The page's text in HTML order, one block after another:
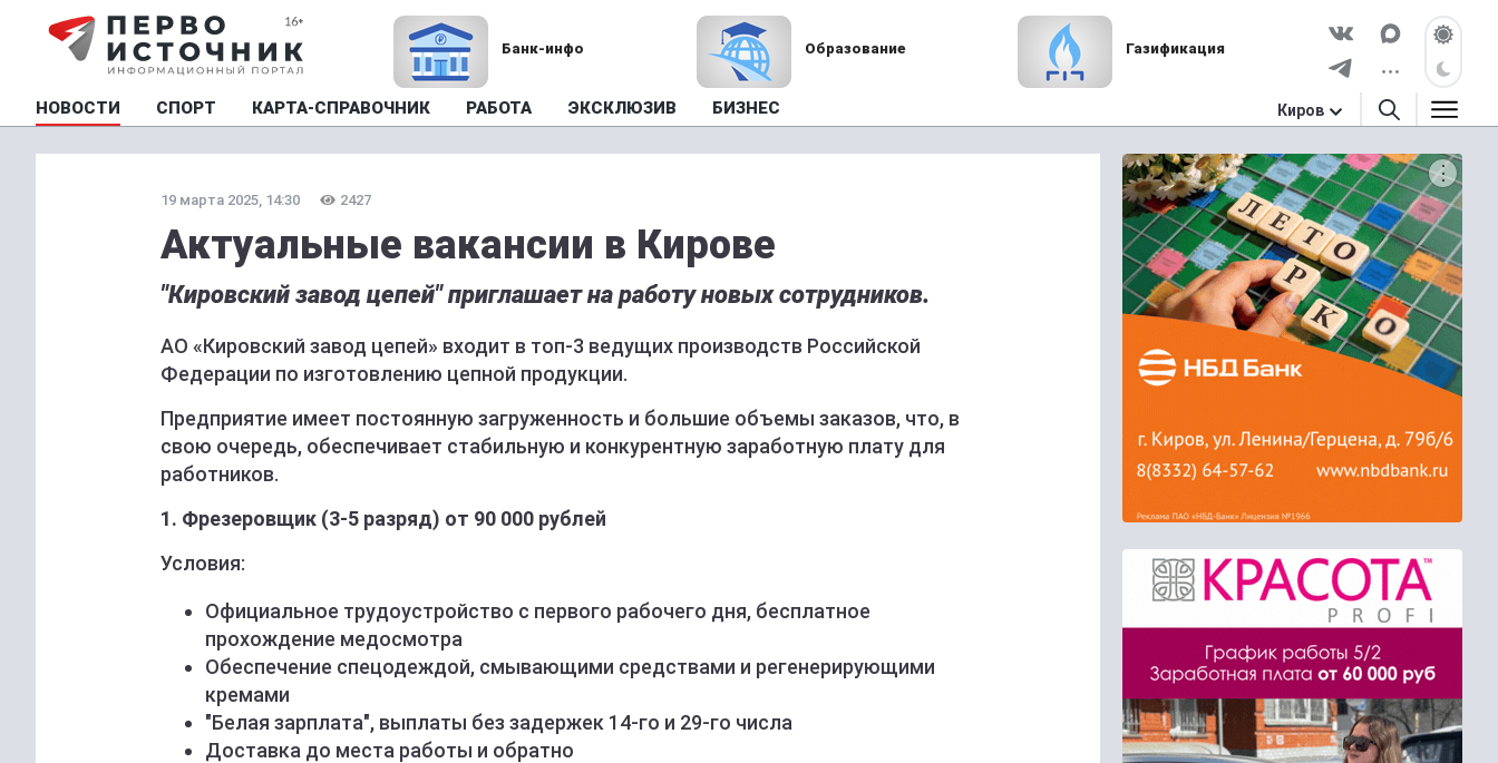
Банк-инфо Образование Газификация
НОВОСТИ СПОРТ КАРТА-СПРАВОЧНИК РАБОТА ЭКСКЛЮЗИВ БИЗНЕС Киров
19 марта 2025, 14:30 2427
Актуальные вакансии в Кирове
"Кировский завод цепей" приглашает на работу новых сотрудников.
АО «Кировский завод цепей» входит в топ-3 ведущих производств Российской
Федерации по изготовлению цепной продукции.
Предприятие имеет постоянную загруженность и большие объемы заказов, что, в
свою очередь, обеспечивает стабильную и конкурентную заработную плату для
работников.
1. Фрезеровщик (3-5 разряд) от 90 000 рублей
Условия:
Официальное трудоустройство с первого рабочего дня, бесплатное
прохождение медосмотра
Обеспечение спецодеждой, смывающими средствами и регенерирующими
кремами
"Белая зарплата", выплаты без задержек 14-го и 29-го числа
Доставка до места работы и обратно